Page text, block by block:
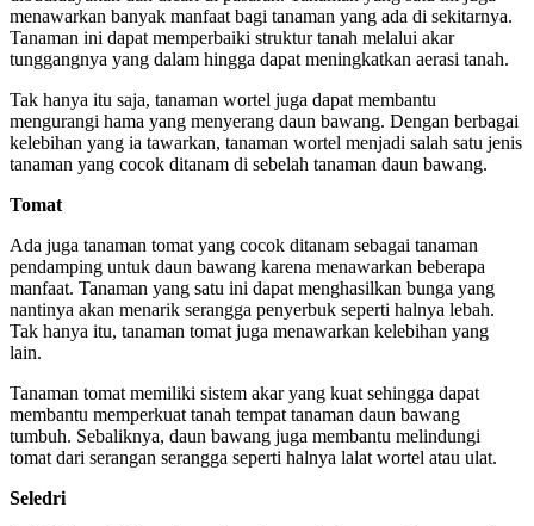
menawarkan banyak manfaat bagi tanaman yang ada di sekitarnya.
Tanaman ini dapat memperbaiki struktur tanah melalui akar
tunggangnya yang dalam hingga dapat meningkatkan aerasi tanah.
Tak hanya itu saja, tanaman wortel juga dapat membantu
mengurangi hama yang menyerang daun bawang. Dengan berbagai
kelebihan yang ia tawarkan, tanaman wortel menjadi salah satu jenis
tanaman yang cocok ditanam di sebelah tanaman daun bawang.
Tomat
Ada juga tanaman tomat yang cocok ditanam sebagai tanaman
pendamping untuk daun bawang karena menawarkan beberapa
manfaat. Tanaman yang satu ini dapat menghasilkan bunga yang
nantinya akan menarik serangga penyerbuk seperti halnya lebah.
Tak hanya itu, tanaman tomat juga menawarkan kelebihan yang
lain.
Tanaman tomat memiliki sistem akar yang kuat sehingga dapat
membantu memperkuat tanah tempat tanaman daun bawang
tumbuh. Sebaliknya, daun bawang juga membantu melindungi
tomat dari serangan serangga seperti halnya lalat wortel atau ulat.
Seledri